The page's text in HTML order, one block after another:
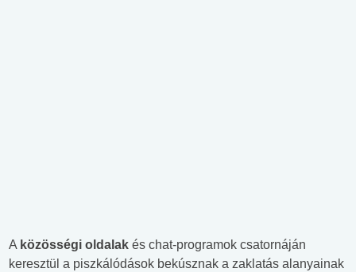
A közösségi oldalak és chat-programok csatornáján
keresztül a piszkálódások bekúsznak a zaklatás alanyainak